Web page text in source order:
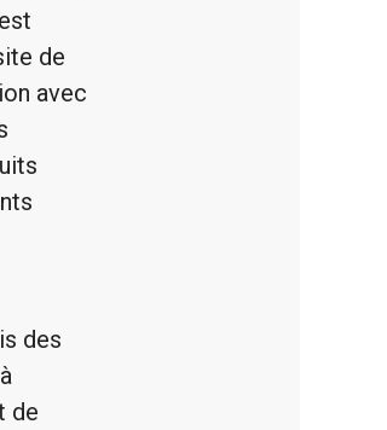
de
avec
des
de